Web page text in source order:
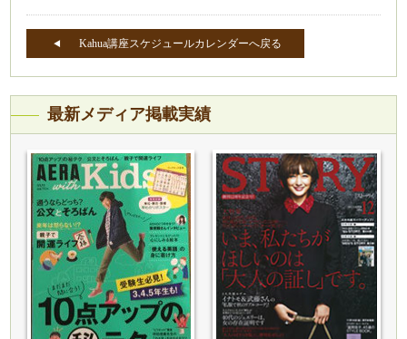
Kahua講座スケジュールカレンダーへ戻る
最新メディア掲載実績